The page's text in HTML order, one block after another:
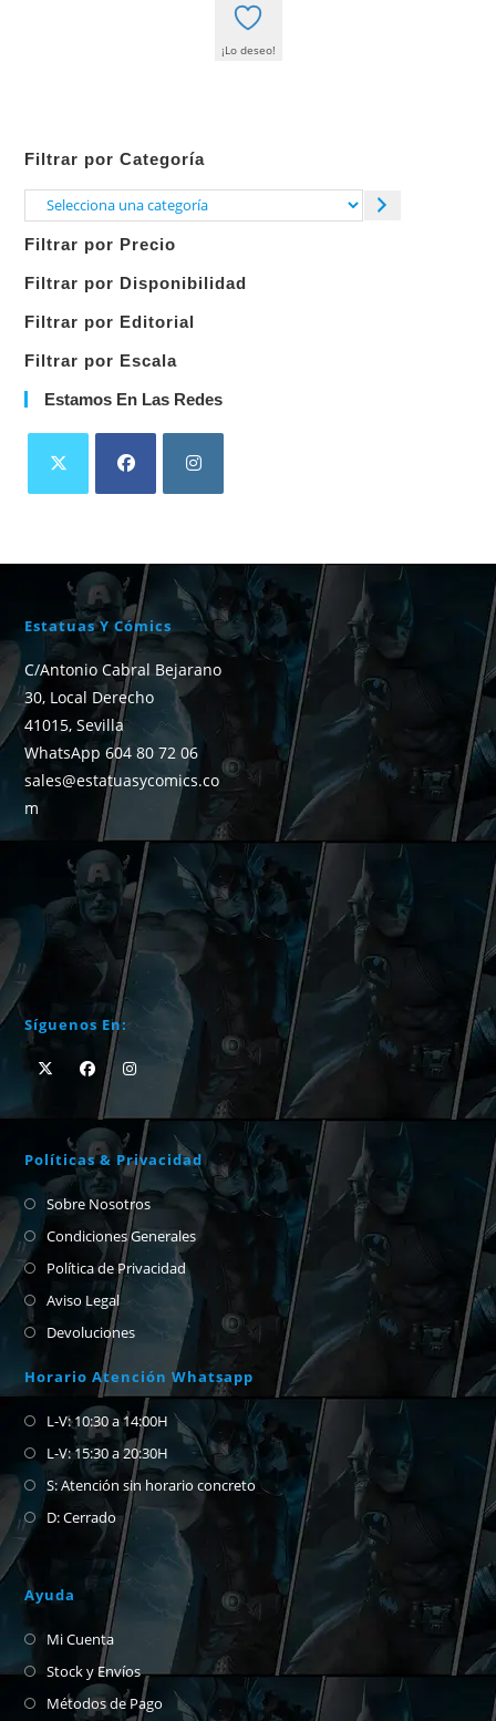
¡Lo deseo!
Filtrar por Categoría
Selecciona
categoría
Filtrar por Precio
Filtrar por Disponibilidad
Filtrar por Editorial
Filtrar por Escala
Estamos En Las Redes
Estatuas Y Cómics
C/Antonio Cabral Bejarano
30, Local Derecho
41015, Sevilla
WhatsApp 604 80 72 06
sales@estatuasycomics.co
m
Síguenos En:
Políticas & Privacidad
Sobre Nosotros
Condiciones Generales
Política de Privacidad
Aviso Legal
Devoluciones
Horario Atención Whatsapp
L-V: 10:30 a 14:00H
L-V: 15:30 a 20:30H
S: Atención sin horario concreto
D: Cerrado
Ayuda
Mi Cuenta
Stock y Envíos
Métodos de Pago